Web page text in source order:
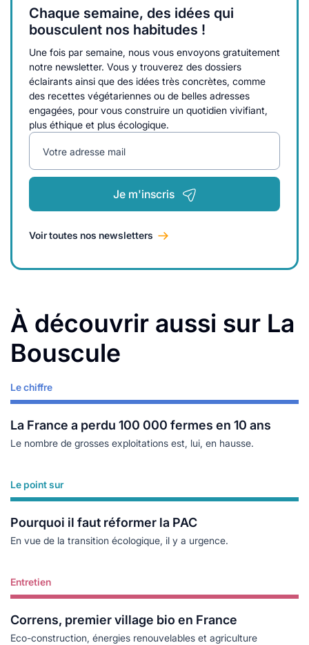
Chaque semaine, des idées qui
bousculent nos habitudes !
Une fois par semaine, nous vous envoyons gratuitement
notre newsletter. Vous y trouverez des dossiers
éclairants ainsi que des idées très concrètes, comme
des recettes végétariennes ou de belles adresses
engagées, pour vous construire un quotidien vivifiant,
plus éthique et plus écologique.
Votre adresse mail
Je m'inscris
Voir toutes nos newsletters
À découvrir aussi sur La
Bouscule
Le chiffre
La France a perdu 100 000 fermes en 10 ans
Le nombre de grosses exploitations est, lui, en hausse.
Lire plus
Le point sur
Pourquoi il faut réformer la PAC
En vue de la transition écologique, il y a urgence.
Lire plus
Entretien
Correns, premier village bio en France
Eco-construction, énergies renouvelables et agriculture
Lire plus